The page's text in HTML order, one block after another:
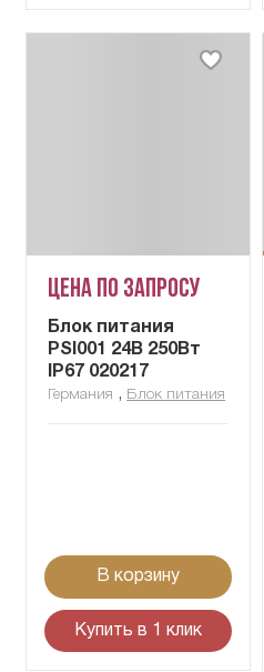
Цена по запросу
Блок питания
PSI001 24В 250Вт
IP67 020217
Германия , Блок питания
В корзину
Купить в 1 клик